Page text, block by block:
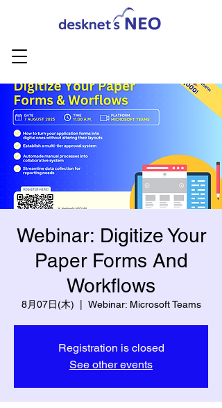
Webinar: Digitize Your
Paper Forms And
Workflows
8月07日(木) Webinar: Microsoft Teams
Registration is closed
See other events